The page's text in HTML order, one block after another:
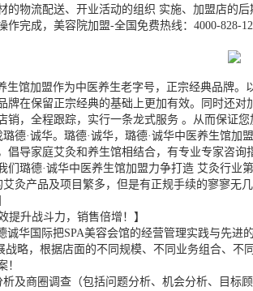
的物流配送、开业活动的组织 实施、加盟店的
作完成，美容院加盟-全国免费热线：4000-828-
馆加盟作为中医养生老字号，正宗经典品牌。
牌在保留正宗经典的基础上更加有效。同时还
销，全程跟踪，实行一条龙式服务 。从而保证您
·诚华。璐德·诚华，璐德·诚华中医养生馆加
倡导家庭艾灸和养生馆相结合，有专业专家咨
们璐德·诚华中医养生馆加盟力争打造 艾灸行业
灸产品及项目繁多，但是有正规手续的寥寥无
升战斗力，销售倍增！】
华国际把SPA美容会馆的经营管理实践与先进
战略，根据店面的不同规模、不同业务组合、
！
及商圈调查（包括问题分析、机会分析、目标